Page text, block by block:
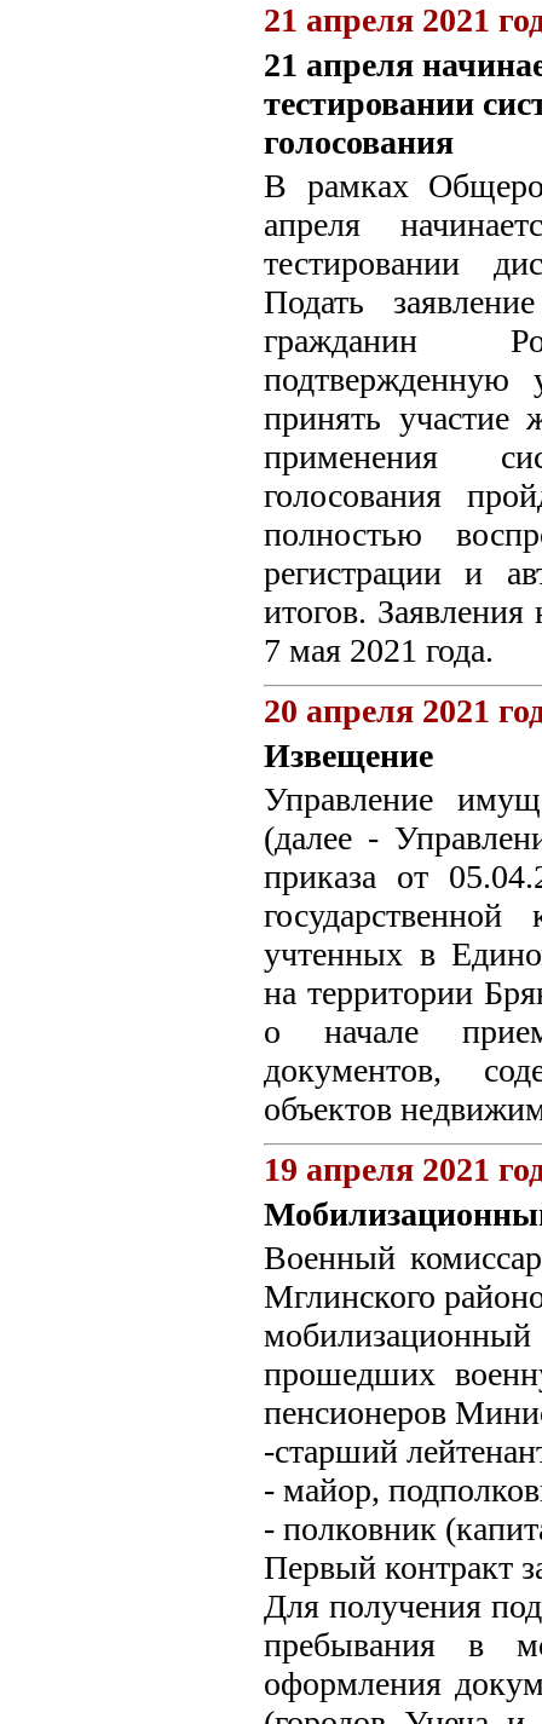
21 апреля 2021
21 апреля
тестировании
голосования
В рамках
апреля
тестировании
Подать
гражданин
подтвержденную
принять участие
применения
голосования
полностью
регистрации и
итогов.
7 мая 2021 года.
20 апреля 2021
Извещение
Управление
(далее -
приказа от
учтенных в
на территории
о начале
документов,
объектов
19 апреля 2021
Военный
Мглинского
прошедших
пенсионеров
-старший
- майор,
- полковник
Первый контракт
Для получения
пребывания в
оформления